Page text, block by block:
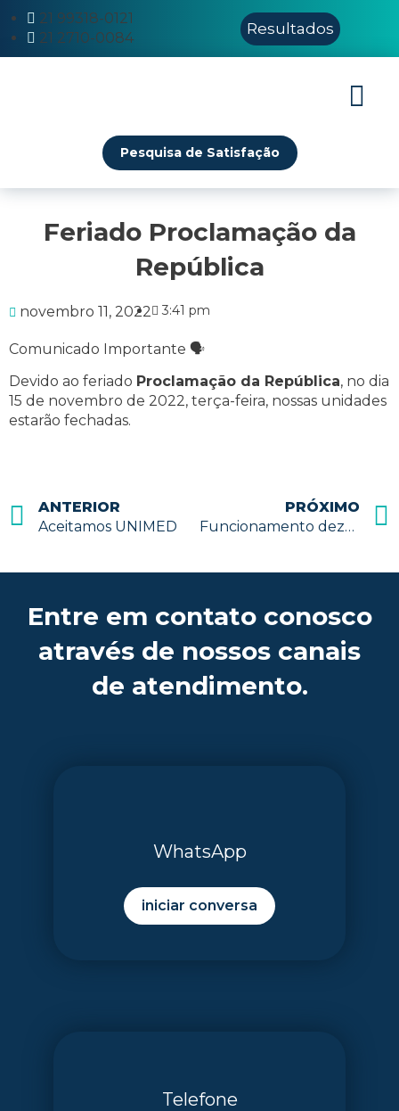
21 99318-0121
21 2710-0084
Resultados
Pesquisa de Satisfação
Feriado Proclamação da
República
novembro 11, 2022 3:41 pm
Comunicado Importante 🗣
Devido ao feriado Proclamação da República, no dia
15 de novembro de 2022, terça-feira, nossas unidades
estarão fechadas.
ANTERIOR
Aceitamos UNIMED
PRÓXIMO
Funcionamento dezembro
Entre em contato conosco
através de nossos canais
de atendimento.
WhatsApp
iniciar conversa
Telefone